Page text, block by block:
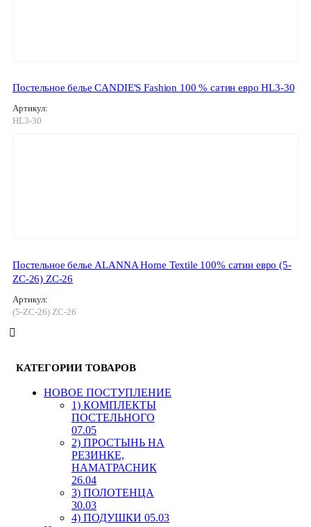
Постельное белье CANDIE'S Fashion 100 % сатин евро HL3-30
Артикул:
HL3-30
Постельное белье ALANNA Home Textile 100% сатин евро (5-
ZC-26) ZC-26
Артикул:
(5-ZC-26) ZC-26
КАТЕГОРИИ ТОВАРОВ
HОВОЕ ПОСТУПЛЕНИЕ
1) КОМПЛЕКТЫ
ПОСТЕЛЬНОГО
07.05
2) ПРОСТЫНЬ НА
РЕЗИНКЕ,
НАМАТРАСНИК
26.04
3) ПОЛОТЕНЦА
30.03
4) ПОДУШКИ 05.03